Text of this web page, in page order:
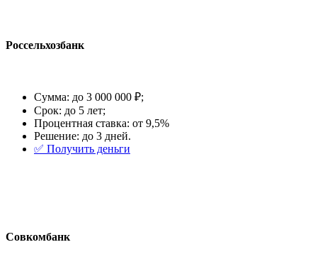
Россельхозбанк
Сумма: до 3 000 000 ₽;
Срок: до 5 лет;
Процентная ставка: от 9,5%
Решение: до 3 дней.
✅️ Получить деньги
Совкомбанк